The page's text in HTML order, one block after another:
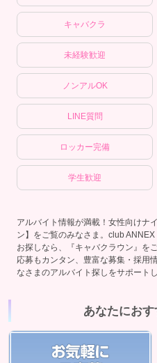
キャバクラ
未経験歓迎
ノンアルOK
LINE質問
ロッカー完備
学生歓迎
アルバイト情報が満載！女性向けナ
ン】をご覧のみなさま。club
お探しなら、『キャバクラウン』を
応募もカンタン、豊富な募集・採用
なさまのアルバイト探しをサポート
あなたにお